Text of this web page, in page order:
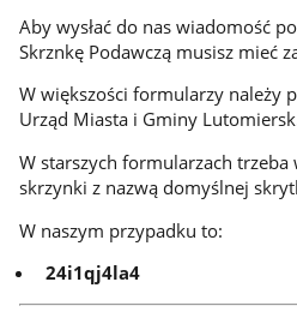
Aby wysłać do nas wiadomość
Skrznkę Podawczą musisz mieć
W większości formularzy należy
Urząd Miasta i Gminy
W starszych formularzach
skrzynki z nazwą domyślnej
W naszym przypadku to:
24i1qj4la4